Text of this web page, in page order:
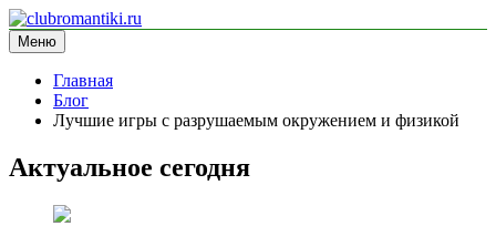
Перейти
к
содержимому
clubromantiki.ru
информационный сайт
Меню
Главная
Блог
Лучшие игры с разрушаемым окружением и физикой
Актуальное сегодня